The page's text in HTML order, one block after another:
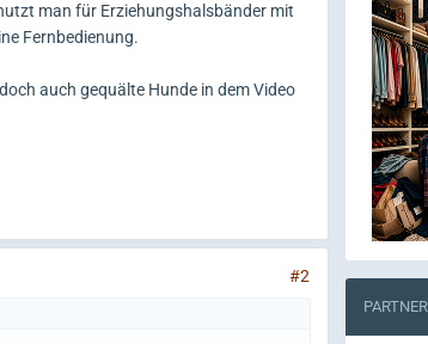
man für Erziehungshalsbänder mit
Fernbedienung.
auch gequälte Hunde in dem Video
#2
PARTNER